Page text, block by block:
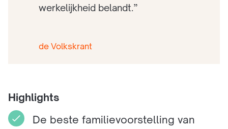
werkelijkheid belandt.”
de Volkskrant
Highlights
De beste familievoorstelling van